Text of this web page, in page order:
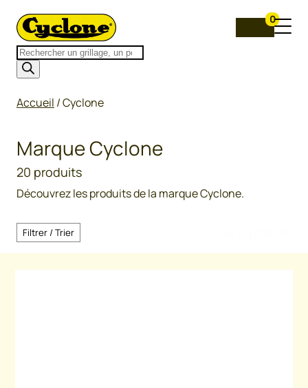
Recherche
de
produits
0
Accueil / Cyclone
Marque Cyclone
20 produits
Découvrez les produits de la marque Cyclone.
Filtrer / Trier